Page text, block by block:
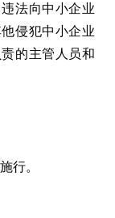
法向中小企业
侵犯中小企业
的主管人员和
行。